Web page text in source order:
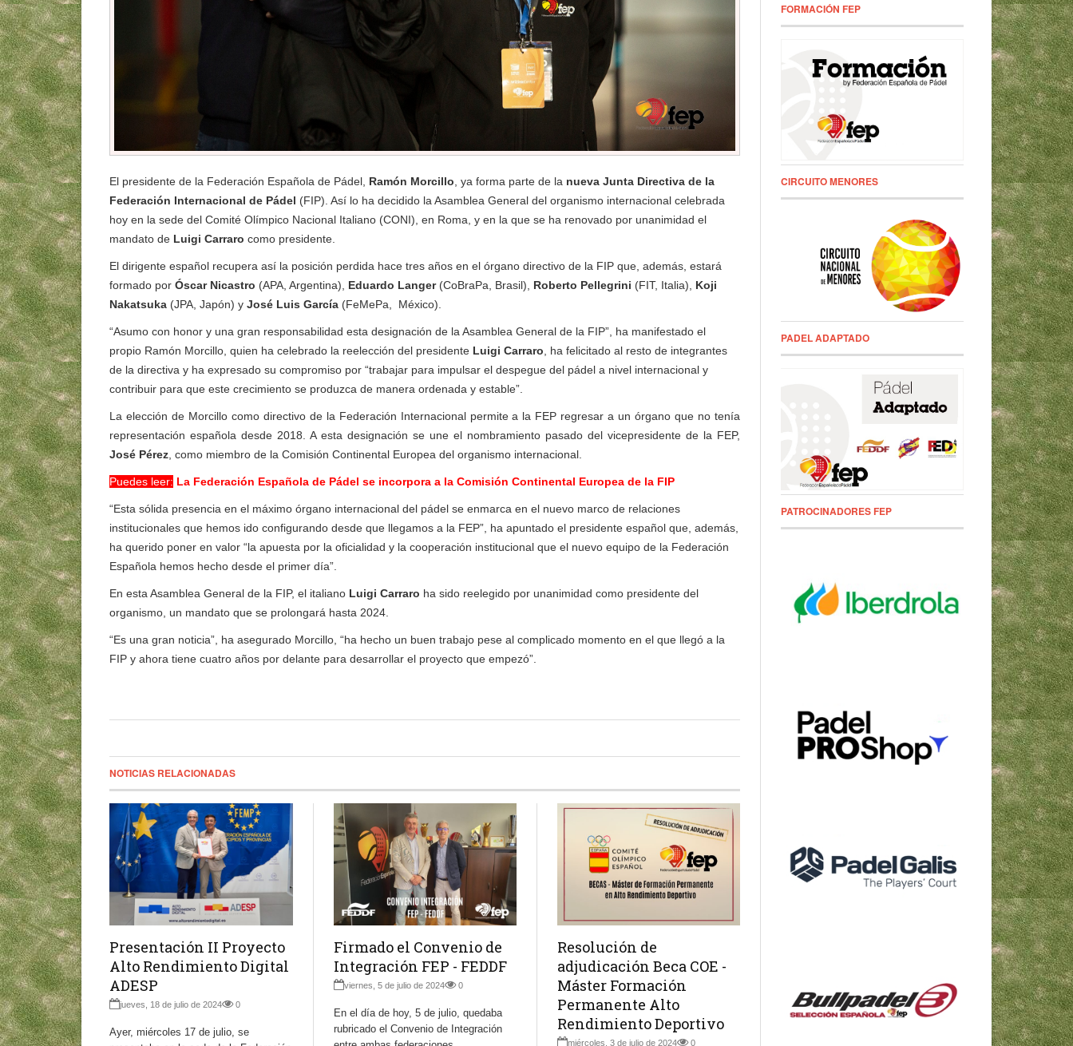
El presidente de la Federación Española de Pádel, Ramón Morcillo , ya forma parte de la nueva Junta Directiva de la
Federación Internacional de Pádel (FIP). Así lo ha decidido la Asamblea General del organismo internacional celebrada
hoy en la sede del Comité Olímpico Nacional Italiano (CONI), en Roma, y en la que se ha renovado por unanimidad el
mandato de Luigi Carraro como presidente.
El dirigente español recupera así la posición perdida hace tres años en el órgano directivo de la FIP que, además, estará
formado por Óscar Nicastro (APA, Argentina), Eduardo Langer(CoBraPa, Brasil), Roberto Pellegrini (FIT, Italia), Koji
Nakatsuka (JPA, Japón) y José Luis García (FeMePa, México).
“Asumo con honor y una gran responsabilidad esta designación de la Asamblea General de la FIP”, ha manifestado el
propio Ramón Morcillo, quien ha celebrado la reelección del presidente Luigi Carraro , ha felicitado al resto de integrantes
de la directiva y ha expresado su compromiso por “trabajar para impulsar el despegue del pádel a nivel internacional y
contribuir para que este crecimiento se produzca de manera ordenada y estable”.
La elección de Morcillo como directivo de la Federación Internacional permite a la FEP regresar a un órgano que no tenía
representación española desde 2018. A esta designación se une el nombramiento pasado del vicepresidente de la FEP,
José Pérez , como miembro de la Comisión Continental Europea del organismo internacional.
Puedes leer: La Federación Española de Pádel se incorpora a la Comisión Continental Europea de la FIP
“Esta sólida presencia en el máximo órgano internacional del pádel se enmarca en el nuevo marco de relaciones
institucionales que hemos ido configurando desde que llegamos a la FEP”, ha apuntado el presidente español que, además,
ha querido poner en valor “la apuesta por la oficialidad y la cooperación institucional que el nuevo equipo de la Federación
Española hemos hecho desde el primer día”.
En esta Asamblea General de la FIP, el italiano Luigi Carraro ha sido reelegido por unanimidad como presidente del
organismo, un mandato que se prolongará hasta 2024.
“Es una gran noticia”, ha asegurado Morcillo, “ha hecho un buen trabajo pese al complicado momento en el que llegó a la
FIP y ahora tiene cuatro años por delante para desarrollar el proyecto que empezó”.
NOTICIAS RELACIONADAS
Presentación II Proyecto
Alto Rendimiento Digital
ADESP
jueves, 18 de julio de 2024 0
Ayer, miércoles 17 de julio, se
Firmado el Convenio de
Integración FEP - FEDDF
viernes, 5 de julio de 2024 0
En el día de hoy, 5 de julio, quedaba
rubricado el Convenio de Integración
Resolución de
adjudicación Beca COE -
Máster Formación
Permanente Alto
Rendimiento Deportivo
miércoles, 3 de julio de 2024 0
FORMACIÓN FEP
CIRCUITO MENORES
PADEL ADAPTADO
PATROCINADORES FEP